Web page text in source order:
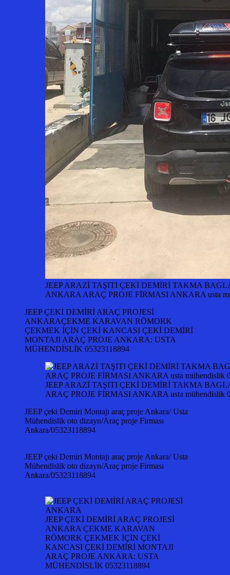
JEEP ARAZİ TAŞITI ÇEKİ DEMİRİ TAKMA
ANKARA ARAÇ PROJE FİRMASI ANKARA usta
JEEP ÇEKİ DEMİRİ ARAÇ PROJESİ
ANKARAÇEKME KARAVAN RÖMORK
ÇEKMEK İÇİN ÇEKİ KANCASI ÇEKİ DEMİRİ
MONTAJI ARAÇ PROJE ANKARA: USTA
MÜHENDİSLİK 05323118894
JEEP ARAZİ TAŞITI ÇEKİ DEMİRİ TAKMA
ARAÇ PROJE FİRMASI ANKARA usta mühendislik
JEEP çeki Demiri Montajı araç proje Ankara/ Usta
Mühendislik oto dizayn/Araç proje Firması
Ankara/05323118894
JEEP çeki Demiri Montajı araç proje Ankara/ Usta
Mühendislik oto dizayn/Araç proje Firması
Ankara/05323118894
JEEP ÇEKİ DEMİRİ ARAÇ PROJESİ
ANKARA ÇEKME KARAVAN
RÖMORK ÇEKMEK İÇİN ÇEKİ
KANCASI ÇEKİ DEMİRİ MONTAJI
ARAÇ PROJE ANKARA: USTA
MÜHENDİSLİK 05323118894